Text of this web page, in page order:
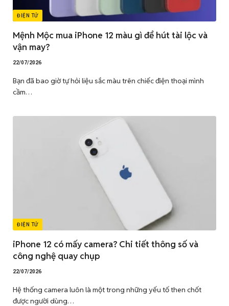
ĐIỆN TỬ
Mệnh Mộc mua iPhone 12 màu gì để hút tài lộc và
vận may?
22/07/2026
Bạn đã bao giờ tự hỏi liệu sắc màu trên chiếc điện thoại mình
cầm…
ĐIỆN TỬ
iPhone 12 có mấy camera? Chi tiết thông số và
công nghệ quay chụp
22/07/2026
Hệ thống camera luôn là một trong những yếu tố then chốt
được người dùng…